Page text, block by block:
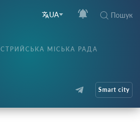
UA Пошук
СТРИЙСЬКА МІСЬКА РАДА
Smart city